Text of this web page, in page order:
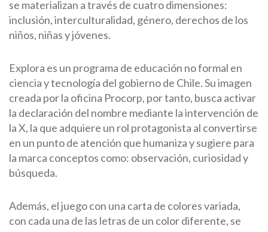
se materializan a través de cuatro dimensiones:
inclusión, interculturalidad, género, derechos de los
niños, niñas y jóvenes.
Explora es un programa de educación no formal en
ciencia y tecnología del gobierno de Chile. Su imagen
creada por la oficina Procorp, por tanto, busca activar
la declaración del nombre mediante la intervención de
la X, la que adquiere un rol protagonista al convertirse
en un punto de atención que humaniza y sugiere para
la marca conceptos como: observación, curiosidad y
búsqueda.
Además, el juego con una carta de colores variada,
con cada una de las letras de un color diferente, se